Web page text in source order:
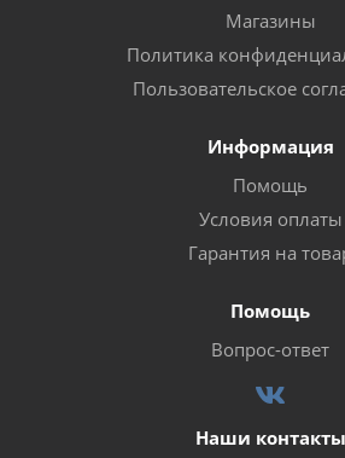
Магазины
Политика
Пользовательское
Информация
Помощь
Условия оплаты
Гарантия на
Помощь
Вопрос-ответ
Наши контакты